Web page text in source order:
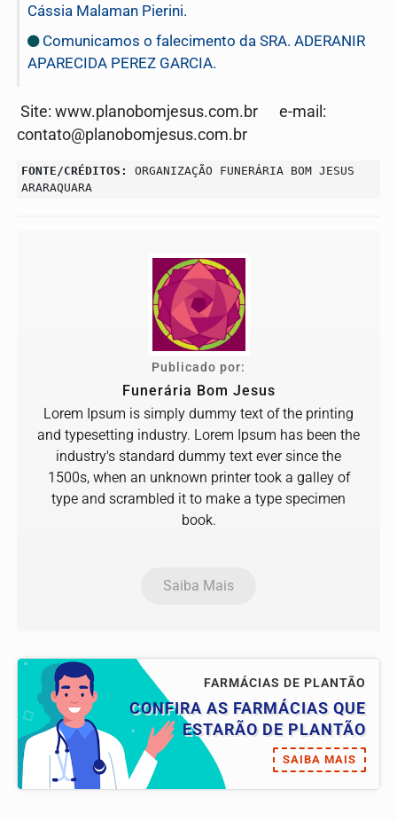
Cássia Malaman Pierini.
Comunicamos o falecimento da SRA. ADERANIR
APARECIDA PEREZ GARCIA.
Site: www.planobomjesus.com.br e-mail:
contato@planobomjesus.com.br
FONTE/CRÉDITOS:
ORGANIZAÇÃO FUNERÁRIA BOM JESUS
ARARAQUARA
Publicado por:
Funerária Bom Jesus
Lorem Ipsum is simply dummy text of the printing
and typesetting industry. Lorem Ipsum has been the
industry's standard dummy text ever since the
1500s, when an unknown printer took a galley of
type and scrambled it to make a type specimen
book.
Saiba Mais
FARMÁCIAS DE PLANTÃO
CONFIRA AS FARMÁCIAS QUE
ESTARÃO DE PLANTÃO
SAIBA MAIS